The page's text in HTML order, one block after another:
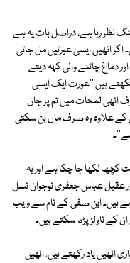
نظر رہا ہے، دراصل بات یہ ہے
اگر انھیں ایسی عورتیں مل جاتی
دماغ چاٹنے والی کہہ دیتے
ہیں ''عورت ایک ایسی
لمحات میں تم پر جان
کے علاوہ وہ صرف ماں بن سکتی
لکھا جا چکا ہے اور یہ
عقیل عباس جعفری نوجوان نسل
ہیں۔ ابن صفی کے نام سے ویب
کے ناولز پڑھ سکتے ہیں۔
انھیں یاد رکھتے ہیں، انھیں